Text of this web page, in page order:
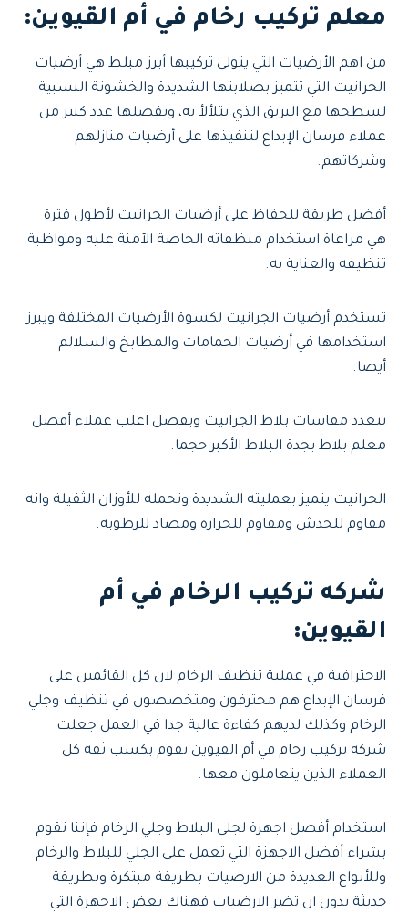
معلم تركيب رخام في أم القيوين:
من اهم الأرضيات التي يتولى تركيبها أبرز مبلط هي أرضيات
الجرانيت التي تتميز بصلابتها الشديدة والخشونة النسبية
لسطحها مع البريق الذي يتلألأ به، ويفضلها عدد كبير من
عملاء فرسان الإبداع لتنفيذها على أرضيات منازلهم
وشركاتهم.
أفضل طريقة للحفاظ على أرضيات الجرانيت لأطول فترة
هي مراعاة استخدام منظفاته الخاصة الآمنة عليه ومواظبة
تنظيفه والعناية به.
تستخدم أرضيات الجرانيت لكسوة الأرضيات المختلفة ويبرز
استخدامها في أرضيات الحمامات والمطابخ والسلالم
أيضا.
تتعدد مقاسات بلاط الجرانيت ويفضل اغلب عملاء أفضل
معلم بلاط بجدة البلاط الأكبر حجما.
الجرانيت يتميز بعمليته الشديدة وتحمله للأوزان الثقيلة وانه
مقاوم للخدش ومقاوم للحرارة ومضاد للرطوبة.
شركه تركيب الرخام في أم
القيوين:
الاحترافية في عملية تنظيف الرخام لان كل القائمين على
فرسان الإبداع هم محترفون ومتخصصون في تنظيف وجلي
الرخام وكذلك لديهم كفاءة عالية جدا في العمل جعلت
شركة تركيب رخام في أم القيوين تقوم بكسب ثقة كل
العملاء الذين يتعاملون معها.
استخدام أفضل اجهزة لجلى البلاط وجلي الرخام فإننا نقوم
بشراء أفضل الاجهزة التي تعمل على الجلي للبلاط والرخام
وللأنواع العديدة من الارضيات بطريقة مبتكرة وبطريقة
حديثة بدون ان تضر الارضيات فهناك بعض الاجهزة التي